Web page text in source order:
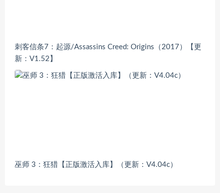
刺客信条7：起源/Assassins Creed: Origins（2017）【更
新：V1.52】
巫师 3：狂猎【正版激活入库】（更新：V4.04c）